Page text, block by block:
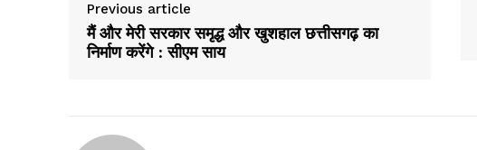
Previous article
मैं और मेरी सरकार समृद्ध और खुशहाल छत्तीसगढ़ का
निर्माण करेंगे : सीएम साय